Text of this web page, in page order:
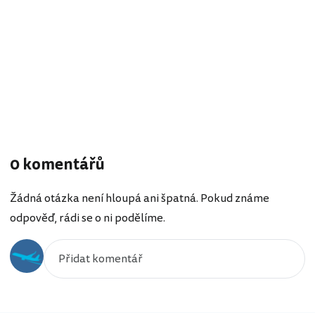
0 komentářů
Žádná otázka není hloupá ani špatná. Pokud známe
odpověď, rádi se o ni podělíme.